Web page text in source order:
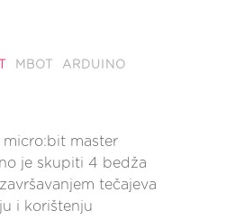
MBOT ARDUINO
master
je skupiti 4 bedža
tečajeva
i korištenju